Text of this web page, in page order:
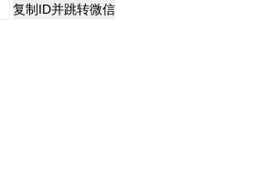
复制ID并跳转微信